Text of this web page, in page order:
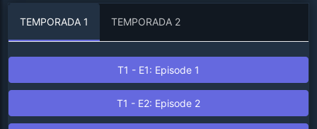
TEMPORADA 1 TEMPORADA 2
T1 - E1: Episode 1
T1 - E2: Episode 2